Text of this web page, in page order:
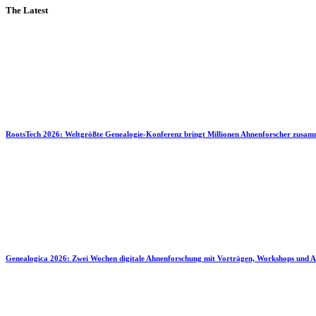
The Latest
RootsTech 2026: Weltgrößte Genealogie-Konferenz bringt Millionen Ahnenforscher
Genealogica 2026: Zwei Wochen digitale Ahnenforschung mit Vorträgen, Workshops und